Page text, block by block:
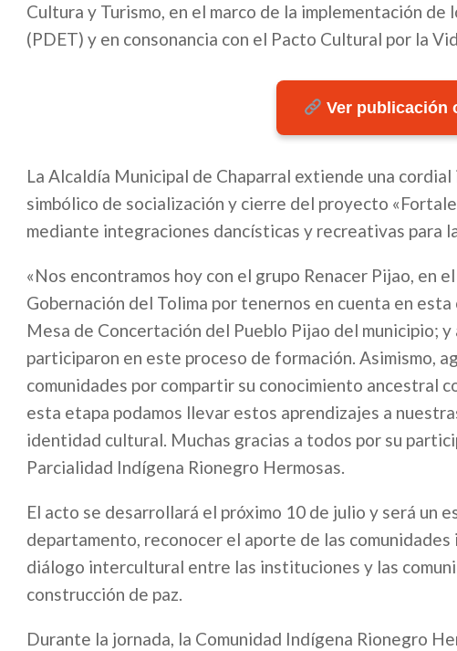
Cultura y Turismo, en el marco de la implementación
(PDET) y en consonancia con el Pacto Cultural por la
Ver publicación
La Alcaldía Municipal de Chaparral extiende una
simbólico de socialización y cierre del proyecto
mediante integraciones dancísticas y recreativas para
«Nos encontramos hoy con el grupo Renacer Pijao, en
Gobernación del Tolima por tenernos en cuenta en
Mesa de Concertación del Pueblo Pijao del municipio;
participaron en este proceso de formación. Asimismo,
comunidades por compartir su conocimiento ancestral
esta etapa podamos llevar estos aprendizajes a
identidad cultural. Muchas gracias a todos por su
Parcialidad Indígena Rionegro Hermosas.
El acto se desarrollará el próximo 10 de julio y será un
departamento, reconocer el aporte de las
diálogo intercultural entre las instituciones y las
construcción de paz.
Durante la jornada, la Comunidad Indígena Rionegro